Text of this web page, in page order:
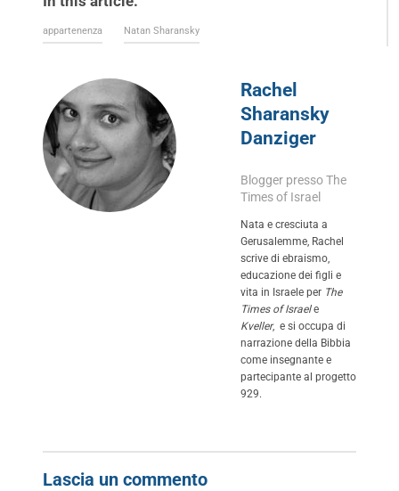
appartenenza Natan Sharansky
Rachel
Sharansky
Danziger
Blogger presso The
Times of Israel
Nata e cresciuta a
Gerusalemme, Rachel
scrive di ebraismo,
educazione dei figli e
vita in Israele per The
Times of Israele
Kveller, e si occupa di
narrazione della Bibbia
come insegnante e
partecipante al progetto
929.
Lascia un commento